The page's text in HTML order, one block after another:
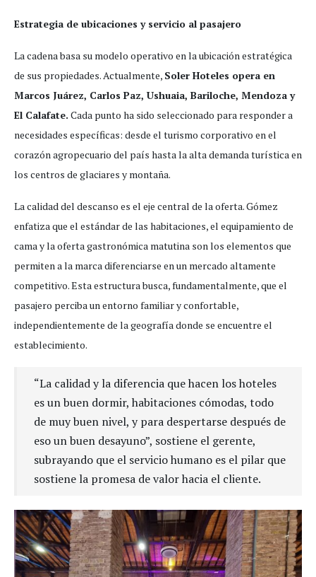
Estrategia de ubicaciones y servicio al pasajero
La cadena basa su modelo operativo en la ubicación estratégica
de sus propiedades. Actualmente, Soler Hoteles opera en
Marcos Juárez, Carlos Paz, Ushuaia, Bariloche, Mendoza y
El Calafate. Cada punto ha sido seleccionado para responder a
necesidades específicas: desde el turismo corporativo en el
corazón agropecuario del país hasta la alta demanda turística en
los centros de glaciares y montaña.
La calidad del descanso es el eje central de la oferta. Gómez
enfatiza que el estándar de las habitaciones, el equipamiento de
cama y la oferta gastronómica matutina son los elementos que
permiten a la marca diferenciarse en un mercado altamente
competitivo. Esta estructura busca, fundamentalmente, que el
pasajero perciba un entorno familiar y confortable,
independientemente de la geografía donde se encuentre el
establecimiento.
“La calidad y la diferencia que hacen los hoteles
es un buen dormir, habitaciones cómodas, todo
de muy buen nivel, y para despertarse después de
eso un buen desayuno”, sostiene el gerente,
subrayando que el servicio humano es el pilar que
sostiene la promesa de valor hacia el cliente.